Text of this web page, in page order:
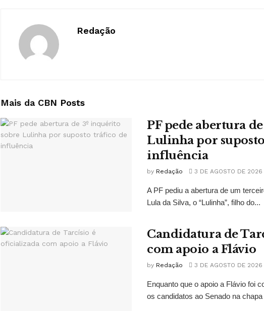
Redação
Mais da CBN Posts
PF pede abertura
Lulinha por
influência
by Redação 3 DE AGOSTO DE 2026
A PF pediu a abertura de um
Lula da Silva, o “Lulinha”, filho do...
Candidatura de
com apoio a Flávio
by Redação 3 DE AGOSTO DE 2026
Enquanto que o apoio a Flávio foi
os candidatos ao Senado na